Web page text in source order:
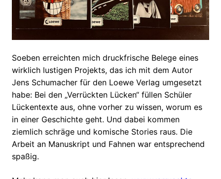
Soeben erreichten mich druckfrische Belege eines
wirklich lustigen Projekts, das ich mit dem Autor
Jens Schumacher für den Loewe Verlag umgesetzt
habe: Bei den „Verrückten Lücken“ füllen Schüler
Lückentexte aus, ohne vorher zu wissen, worum es
in einer Geschichte geht. Und dabei kommen
ziemlich schräge und komische Stories raus. Die
Arbeit an Manuskript und Fahnen war entsprechend
spaßig.